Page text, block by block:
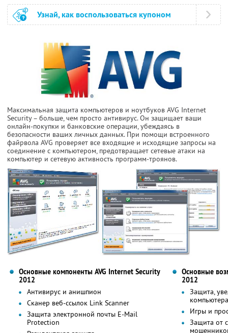
Узнай, как воспользоваться купоном
Максимальная защита компьютеров и ноутбуков AVG Internet
Security – больше, чем просто антивирус. Он защищает ваши
онлайн-покупки и банковские операции, убеждаясь в
безопасности ваших личных данных. При помощи встроенного
файрвола AVG проверяет все входящие и исходящие запросы на
соединение с компьютером, предотвращает сетевые атаки на
компьютер и сетевую активность программ-троянов.
Основные компоненты AVG Internet Security
2012
Антивирус и анишпион
Сканер веб-ссылок Link Scanner
Защита электронной почты E-Mail
Protection
Основные
2012
Защита,
компьютера
Игры и
Защита от